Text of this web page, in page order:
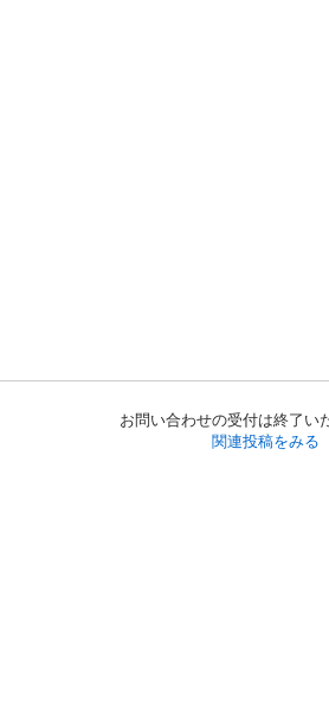
お問い合わせの受付は終了い
関連投稿をみる